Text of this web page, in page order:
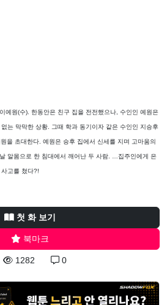
예원(수). 한동안은 친구 집을 전전했으나, 수인인 예원은
는 막막한 상황. 그때 학과 동기이자 같은 수인인 지승후
을 초대한다. 예원은 승후 집에서 신세를 지며 고마움의
알몸으로 한 침대에서 깨어난 두 사람. …집주인에게 은
고를 쳤다?!
첫 화 보기
북마크
1282 0